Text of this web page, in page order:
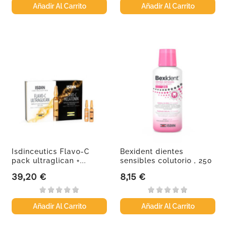
Añadir Al Carrito Añadir Al Carrito
Isdinceutics Flavo-C
pack ultraglican +...
Precio
39,20 €
Añadir Al Carrito
Bexident dientes
sensibles colutorio , 250
Precio
8,15 €
Añadir Al Carrito